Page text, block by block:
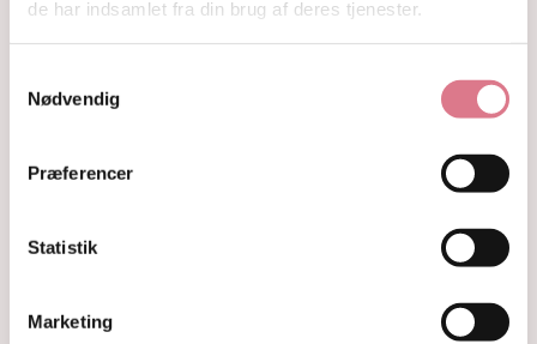
de har indsamlet fra din brug af deres tjenester.
Nødvendig
Præferencer
Statistik
Marketing
Hjerter
Fyrfadsholdere
Hvide og farveløse krystaller
Grønne krystaller
Armbånd